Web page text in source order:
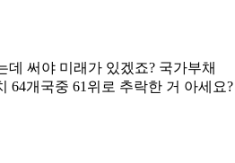
데 써야 미래가 있겠죠? 국가부채
64개국중 61위로 추락한 거 아세요?